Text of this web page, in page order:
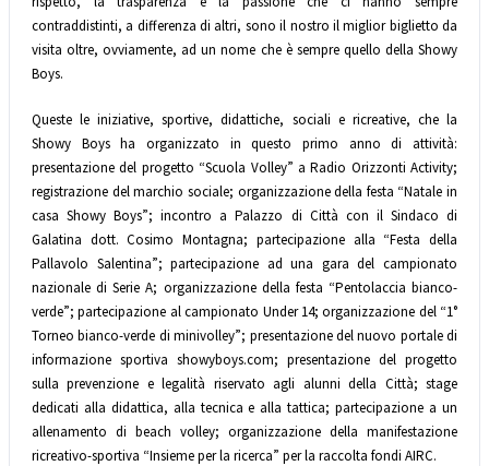
contraddistinti, a differenza di altri, sono il nostro il miglior biglietto da
visita oltre, ovviamente, ad un nome che è sempre quello della Showy
Boys.
Queste le iniziative, sportive, didattiche, sociali e ricreative, che la
Showy Boys ha organizzato in questo primo anno di attività:
presentazione del progetto “Scuola Volley” a Radio Orizzonti Activity;
registrazione del marchio sociale; organizzazione della festa “Natale in
casa Showy Boys”; incontro a Palazzo di Città con il Sindaco di
Galatina dott. Cosimo Montagna; partecipazione alla “Festa della
Pallavolo Salentina”; partecipazione ad una gara del campionato
nazionale di Serie A; organizzazione della festa “Pentolaccia bianco-
verde”; partecipazione al campionato Under 14; organizzazione del “1°
Torneo bianco-verde di minivolley”; presentazione del nuovo portale di
informazione sportiva showyboys.com; presentazione del progetto
sulla prevenzione e legalità riservato agli alunni della Città; stage
dedicati alla didattica, alla tecnica e alla tattica; partecipazione a un
allenamento di beach volley; organizzazione della manifestazione
ricreativo-sportiva “Insieme per la ricerca” per la raccolta fondi AIRC.